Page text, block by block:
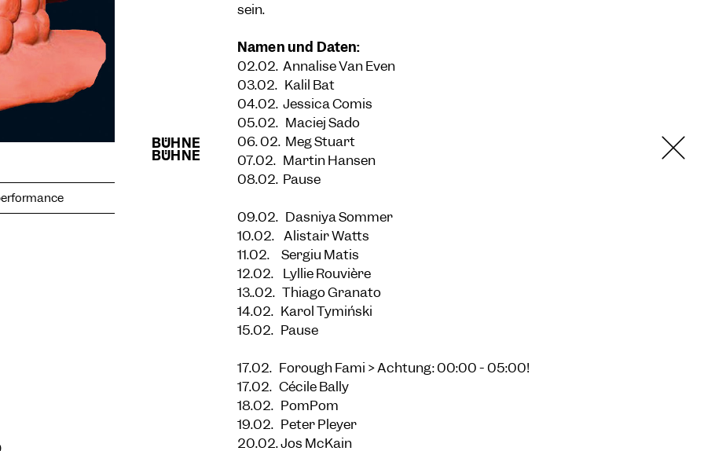
sein.
Namen und Daten:
02.02. Annalise Van Even
03.02. Kalil Bat
04.02. Jessica Comis
05.02. Maciej Sado
06. 02. Meg Stuart
07.02. Martin Hansen
08.02. Pause
09.02. Dasniya Sommer
10.02. Alistair Watts
11.02. Sergiu Matis
12.02. Lyllie Rouvière
13..02. Thiago Granato
14.02. Karol Tymiński
15.02. Pause
17.02. Forough Fami > Achtung: 00:00 - 05:00!
17.02. Cécile Bally
18.02. PomPom
19.02. Peter Pleyer
20.02. Jos McKain